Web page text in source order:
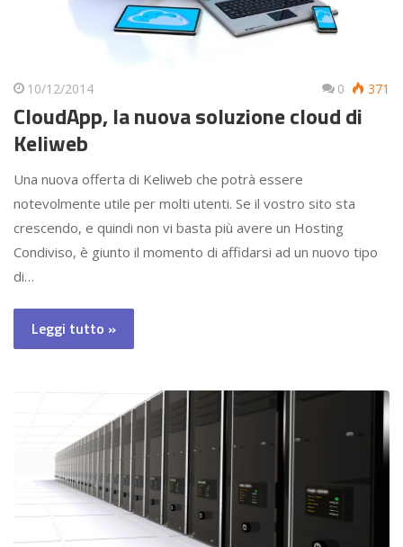
10/12/2014 0 371
CloudApp, la nuova soluzione cloud di
Keliweb
Una nuova offerta di Keliweb che potrà essere
notevolmente utile per molti utenti. Se il vostro sito sta
crescendo, e quindi non vi basta più avere un Hosting
Condiviso, è giunto il momento di affidarsi ad un nuovo tipo
di…
Leggi tutto »